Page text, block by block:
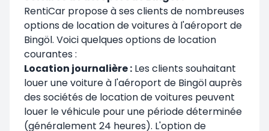
RentiCar propose à ses clients de nombreuses
options de location de voitures à l'aéroport de
Bingöl. Voici quelques options de location
courantes :
Location journalière : Les clients souhaitant
louer une voiture à l'aéroport de Bingöl auprès
des sociétés de location de voitures peuvent
louer le véhicule pour une période déterminée
(généralement 24 heures). L'option de